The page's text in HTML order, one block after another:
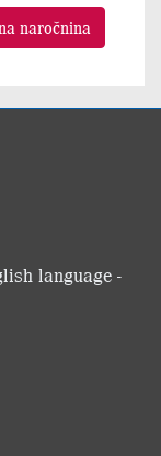
naročnina
language -